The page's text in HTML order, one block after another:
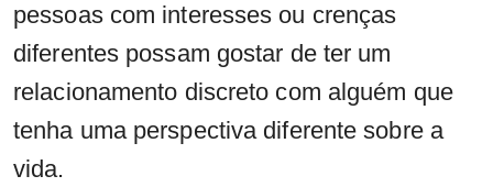
pessoas com interesses ou crenças
diferentes possam gostar de ter um
relacionamento discreto com alguém que
tenha uma perspectiva diferente sobre a
vida.